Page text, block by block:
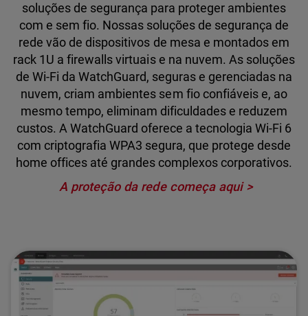
soluções de segurança para proteger ambientes
com e sem fio. Nossas soluções de segurança de
rede vão de dispositivos de mesa e montados em
rack 1U a firewalls virtuais e na nuvem. As soluções
de Wi-Fi da WatchGuard, seguras e gerenciadas na
nuvem, criam ambientes sem fio confiáveis e, ao
mesmo tempo, eliminam dificuldades e reduzem
custos. A WatchGuard oferece a tecnologia Wi-Fi 6
com criptografia WPA3 segura, que protege desde
home offices até grandes complexos corporativos.
A proteção da rede começa aqui